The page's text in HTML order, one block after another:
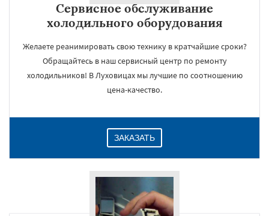
Сервисное обслуживание
холодильного оборудования
Желаете реанимировать свою технику в кратчайшие сроки?
Обращайтесь в наш сервисный центр по ремонту
холодильников! В Луховицах мы лучшие по соотношению
цена-качество.
ЗАКАЗАТЬ